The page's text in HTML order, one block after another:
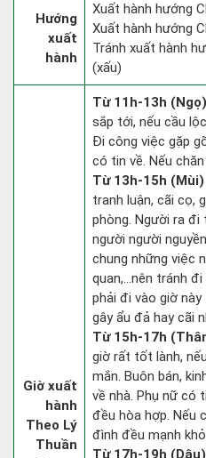
Hướng
xuất
hành
Xuất hành hướng
Xuất hành hướng
Tránh xuất hành
(xấu)
Giờ xuất
hành
Theo Lý
Thuần
Từ 11h-13h
sắp tới, nếu cầu
Đi công việc gặp
có tin về. Nếu
Từ 13h-15h
tranh luận, cãi cọ,
phòng. Người ra đi
người người
chung những việc
quan,…nên tránh
phải đi vào giờ
gây ẩu đả hay cãi
Từ 15h-17h
giờ rất tốt lành,
mắn. Buôn bán,
về nhà. Phụ nữ có
đều hòa hợp. Nếu
đình đều mạnh
Từ 17h-19h